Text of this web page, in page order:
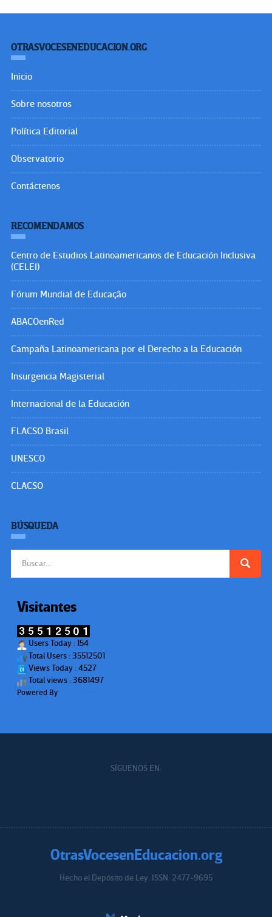
OTRASVOCESENEDUCACION.ORG
Inicio
Sobre nosotros
Política Editorial
Observatorio
Contáctenos
RECOMENDAMOS
Centro de Estudios Latinoamericanos de Educación Inclusiva
(CELEI)
Fórum Mundial de Educação
ABACOenRed
Campaña Latinoamericana por el Derecho a la Educación
Insurgencia Magisterial
Internacional de la Educación
FLACSO Brasil
UNESCO
CLACSO
BÚSQUEDA
Visitantes
Users Today : 154
Total Users : 35512501
Views Today : 4527
Total views : 3681497
Powered By
SÍGUENOS EN:
OtrasVocesenEducacion.org
Hecho el Depósito de Ley. ISSN: 2477-9695